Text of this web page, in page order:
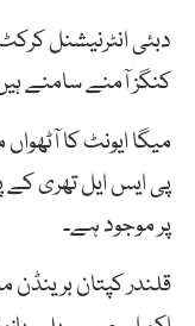
دبئی انٹرنیشنل
کنگز آمنے سامنے
میگا ایونٹ کا
پی ایس ایل تھری
پر موجود ہے۔
قلندر کپتان برینڈن